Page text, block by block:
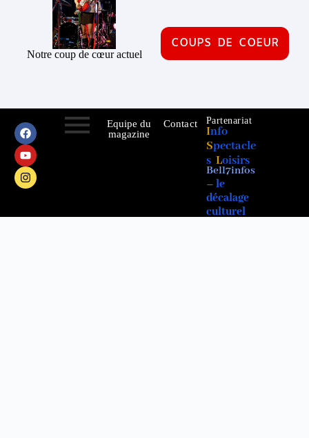
Notre coup de cœur actuel
COUPS DE COEUR
Equipe du
magazine
Contact Partenariat
Info
Spectacle
sLoisirs
Bell7infos
– le
décalage
culturel